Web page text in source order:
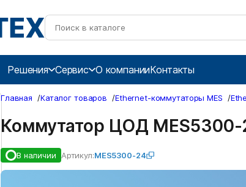
Решения Сервис О компанииКонтакты
Главная /Каталог товаров /Ethernet-коммутаторы MES /
Коммутатор ЦОД MES5300-
В наличии Артикул:MES5300-24